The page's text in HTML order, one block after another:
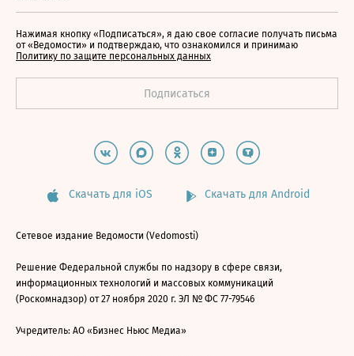
Нажимая кнопку «Подписаться», я даю свое согласие получать письма
от «Ведомости» и подтверждаю, что ознакомился и принимаю
Политику по защите персональных данных
Скачать для iOS Скачать для Android
Сетевое издание Ведомости (Vedomosti)
Решение Федеральной службы по надзору в сфере связи,
информационных технологий и массовых коммуникаций
(Роскомнадзор) от 27 ноября 2020 г. ЭЛ № ФС 77-79546
Учредитель: АО «Бизнес Ньюс Медиа»